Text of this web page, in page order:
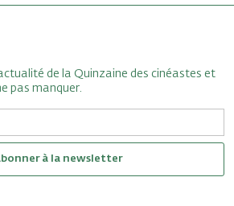
de la Quinzaine des cinéastes et
pas manquer.
à la newsletter